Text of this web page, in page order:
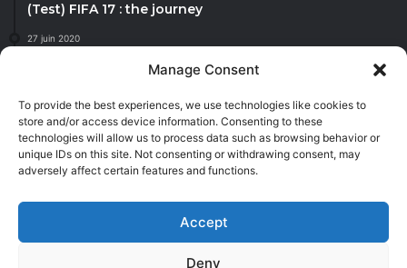
Manage Consent
To provide the best experiences, we use technologies like cookies to
store and/or access device information. Consenting to these
technologies will allow us to process data such as browsing behavior or
unique IDs on this site. Not consenting or withdrawing consent, may
adversely affect certain features and functions.
Accept
Deny
(Test) FIFA 17 : the journey
27 juin 2020
La Nintendo Switch
completely customize your website to your needs.